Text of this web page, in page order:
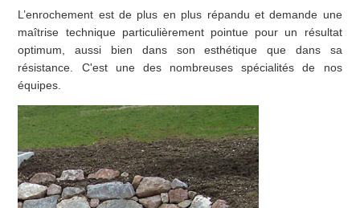
L’enrochement est de plus en plus répandu et demande une
maîtrise technique particulièrement pointue pour un résultat
optimum, aussi bien dans son esthétique que dans sa
résistance. C'est une des nombreuses spécialités de nos
équipes.